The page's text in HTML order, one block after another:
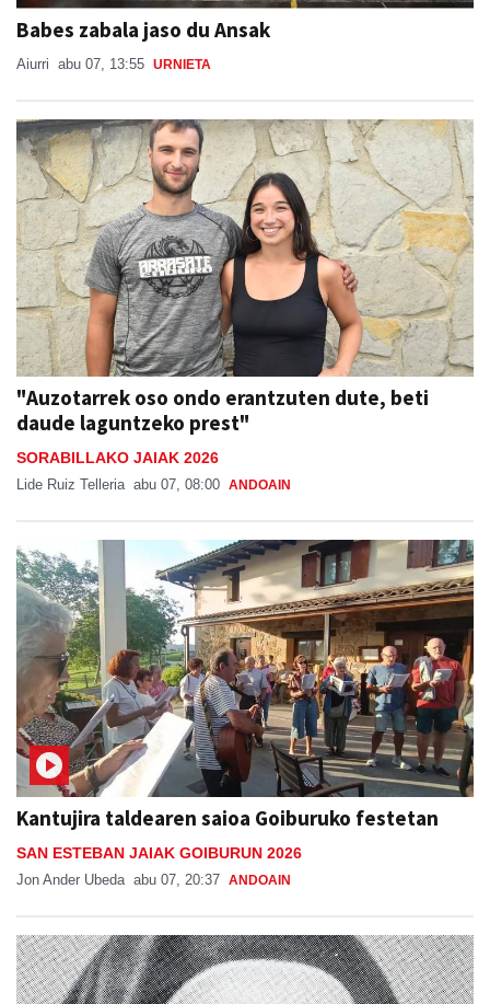
Babes zabala jaso du Ansak
Aiurri abu 07, 13:55 URNIETA
"Auzotarrek oso ondo erantzuten dute, beti
daude laguntzeko prest"
SORABILLAKO JAIAK 2026
Lide Ruiz Telleria abu 07, 08:00 ANDOAIN
Kantujira taldearen saioa Goiburuko festetan
SAN ESTEBAN JAIAK GOIBURUN 2026
Jon Ander Ubeda abu 07, 20:37 ANDOAIN